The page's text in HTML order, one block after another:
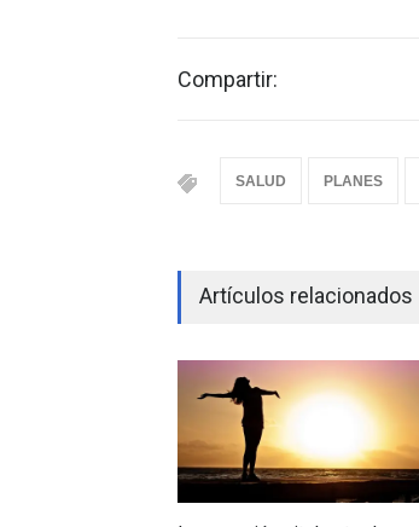
Compartir:
SALUD PLANES
Artículos relacionados